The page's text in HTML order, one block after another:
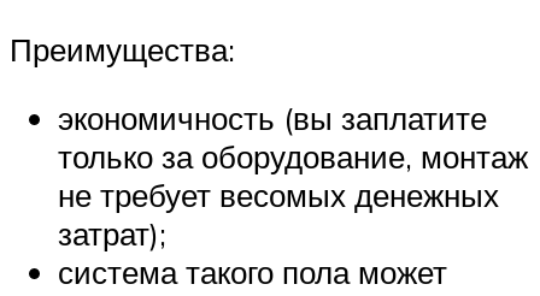
Преимущества:
экономичность (вы заплатите
только за оборудование, монтаж
не требует весомых денежных
затрат);
система такого пола может